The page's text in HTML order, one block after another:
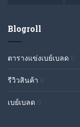
Blogroll
ตารางแข่งเบย์เบลด 0
รีวิวสินค้า 0
เบย์เบลด 0